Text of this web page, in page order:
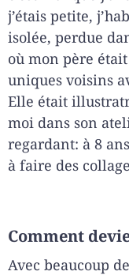
j’étais petite,
isolée, perdue
où mon père
uniques voisins
Elle était
moi dans son
regardant: à 8
à faire des
Comment
Avec beaucoup